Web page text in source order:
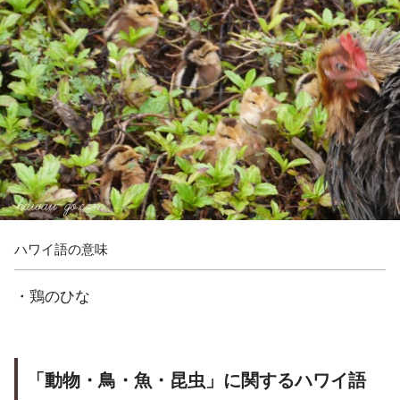
ハワイ語の意味
・鶏のひな
「動物・鳥・魚・昆虫」に関するハワイ語